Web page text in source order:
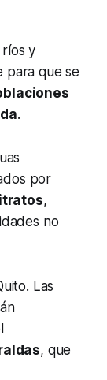
y
para que se
.
por
,
no
Las
, que